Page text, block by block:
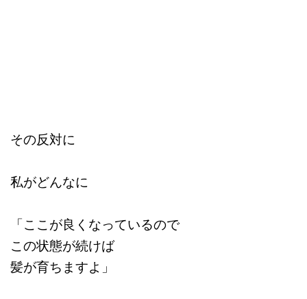
その反対に
私がどんなに
「ここが良くなっているので
この状態が続けば
髪が育ちますよ」